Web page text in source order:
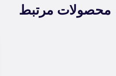
محصولات مرتبط